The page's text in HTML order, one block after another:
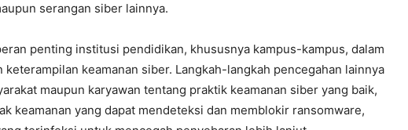
serangan siber lainnya.
penting institusi pendidikan, khususnya kampus-kampus, dalam
keterampilan keamanan siber. Langkah-langkah pencegahan lainnya
maupun karyawan tentang praktik keamanan siber yang baik,
keamanan yang dapat mendeteksi dan memblokir ransomware,